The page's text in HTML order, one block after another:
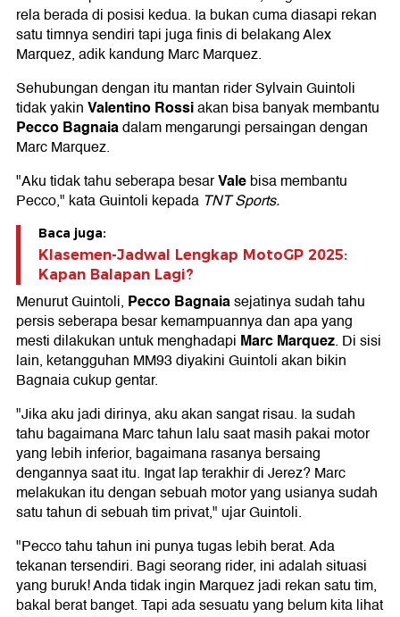
rela berada di posisi kedua. Ia bukan cuma diasapi rekan
satu timnya sendiri tapi juga finis di belakang Alex
Marquez, adik kandung Marc Marquez.
Sehubungan dengan itu mantan rider Sylvain Guintoli
tidak yakinValentino Rossiakan bisa banyak membantu
Pecco Bagnaiadalam mengarungi persaingan dengan
Marc Marquez.
"Aku tidak tahu seberapa besarValebisa membantu
Pecco," kata Guintoli kepada TNT Sports.
Baca juga:
Klasemen-Jadwal Lengkap MotoGP 2025:
Kapan Balapan Lagi?
Menurut Guintoli, Pecco Bagnaiasejatinya sudah tahu
persis seberapa besar kemampuannya dan apa yang
mesti dilakukan untuk menghadapi Marc Marquez. Di sisi
lain, ketangguhan MM93 diyakini Guintoli akan bikin
Bagnaia cukup gentar.
"Jika aku jadi dirinya, aku akan sangat risau. Ia sudah
tahu bagaimana Marc tahun lalu saat masih pakai motor
yang lebih inferior, bagaimana rasanya bersaing
dengannya saat itu. Ingat lap terakhir di Jerez? Marc
melakukan itu dengan sebuah motor yang usianya sudah
satu tahun di sebuah tim privat," ujar Guintoli.
"Pecco tahu tahun ini punya tugas lebih berat. Ada
tekanan tersendiri. Bagi seorang rider, ini adalah situasi
yang buruk! Anda tidak ingin Marquez jadi rekan satu tim,
bakal berat banget. Tapi ada sesuatu yang belum kita lihat